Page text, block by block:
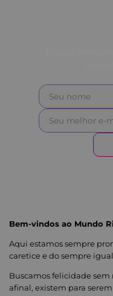
Bem-vindos ao Mundo
Aqui estamos sempre
caretice e do sempre
Buscamos felicidade
afinal, existem para